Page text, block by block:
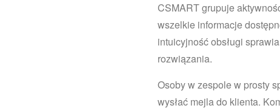
CSMART grupuje
wszelkie informacje
intuicyjność obsługi
rozwiązania.
Osoby w zespole w prosty
wysłać mejla do klienta.